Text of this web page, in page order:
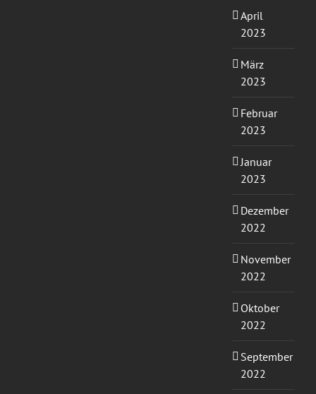
April
2023
März
2023
Februar
2023
Januar
2023
Dezember
2022
November
2022
Oktober
2022
September
2022